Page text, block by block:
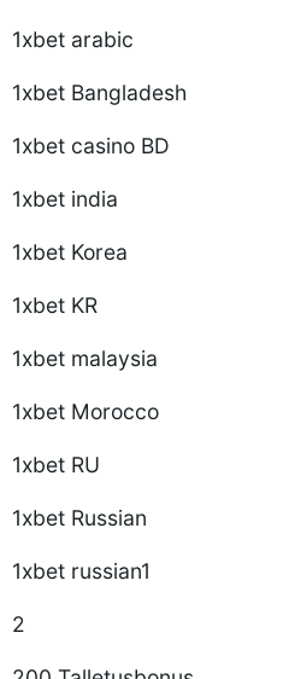
1xbet arabic
1xbet Bangladesh
1xbet casino BD
1xbet india
1xbet Korea
1xbet KR
1xbet malaysia
1xbet Morocco
1xbet RU
1xbet Russian
1xbet russian1
2